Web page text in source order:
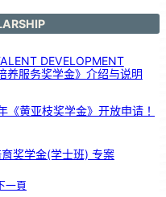
DEVELOPMENT
养服务奖学金》介绍与说明
《黄亚枝奖学金》开放申请！
育奖学金(学士班) 专案
一頁